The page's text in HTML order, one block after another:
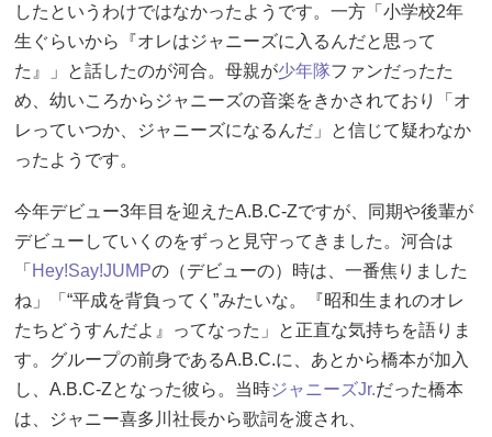
したというわけではなかったようです。一方「小学校2年
生ぐらいから『オレはジャニーズに入るんだと思って
た』」と話したのが河合。母親が少年隊ファンだったた
め、幼いころからジャニーズの音楽をきかされており「オ
レっていつか、ジャニーズになるんだ」と信じて疑わなか
ったようです。
今年デビュー3年目を迎えたA.B.C-Zですが、同期や後輩が
デビューしていくのをずっと見守ってきました。河合は
「 Hey!Say!JUMPの（デビューの）時は、一番焦りました
ね」「“平成を背負ってく”みたいな。『昭和生まれのオレ
たちどうすんだよ』ってなった」と正直な気持ちを語りま
す。グループの前身であるA.B.C.に、あとから橋本が加入
し、A.B.C-Zとなった彼ら。当時ジャニーズJr.だった橋本
は、ジャニー喜多川社長から歌詞を渡され、